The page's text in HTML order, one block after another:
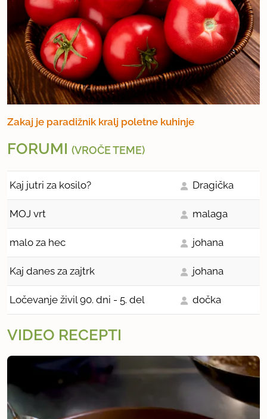
Zakaj je paradižnik kralj poletne kuhinje
FORUMI (VROČE TEME)
Kaj jutri za kosilo? Dragička
MOJ vrt malaga
malo za hec johana
Kaj danes za zajtrk johana
Ločevanje živil 90. dni - 5. del dočka
VIDEO RECEPTI